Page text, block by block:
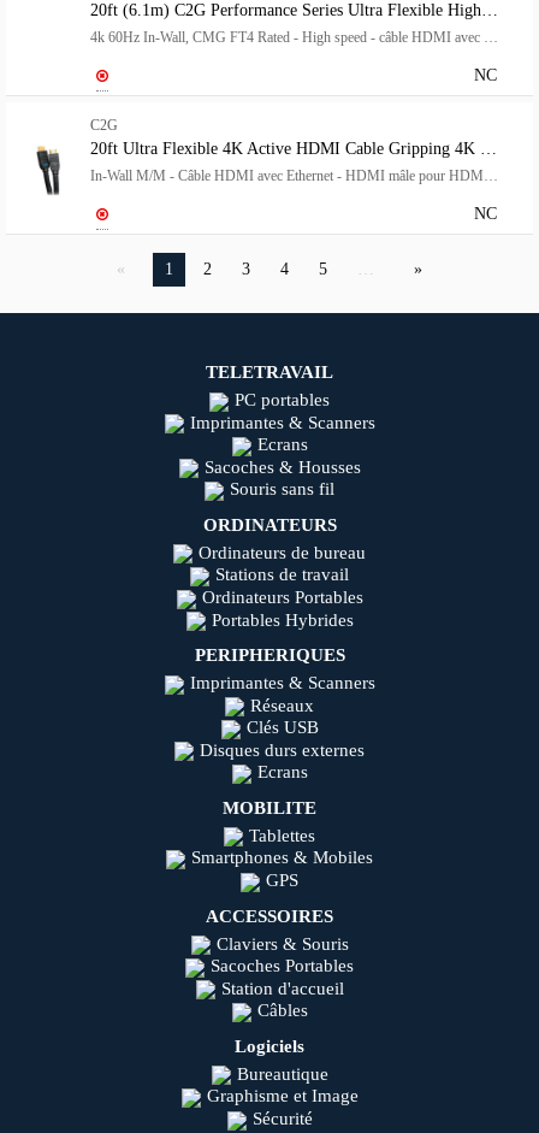
20ft (6.1m) C2G Performance Series Ultra Flexible High Speed HDMI Cable
NC
C2G
20ft Ultra Flexible 4K Active HDMI Cable Gripping 4K 60Hz
NC
1 2 3 4 5 …
TELETRAVAIL
PC portables
Imprimantes & Scanners
Ecrans
Sacoches & Housses
Souris sans fil
ORDINATEURS
Ordinateurs de bureau
Stations de travail
Ordinateurs Portables
Portables Hybrides
PERIPHERIQUES
Imprimantes & Scanners
Réseaux
Clés USB
Disques durs externes
Ecrans
MOBILITE
Tablettes
Smartphones & Mobiles
GPS
ACCESSOIRES
Claviers & Souris
Sacoches Portables
Station d'accueil
Câbles
Logiciels
Bureautique
Graphisme et Image
Sécurité